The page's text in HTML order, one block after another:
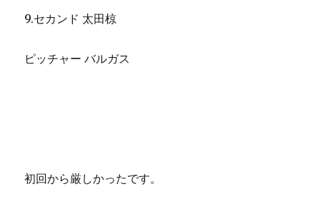
9.セカンド 太田椋
ピッチャー バルガス
初回から厳しかったです。